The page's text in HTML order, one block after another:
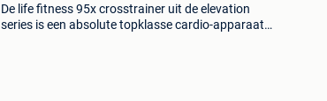
De life fitness 95x crosstrainer uit de elevation
series is een absolute topklasse cardio-apparaat